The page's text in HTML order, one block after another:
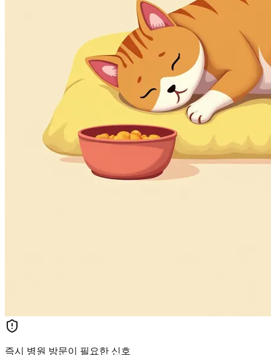
즉시 병원 방문이 필요한 신호